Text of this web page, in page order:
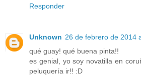
Responder
Unknown 26 de febrero de 2014
qué guay! qué buena pinta!!
es genial, yo soy novatilla en
peluquería ir!! :D